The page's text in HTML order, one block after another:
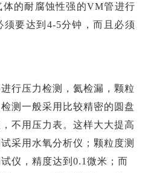
的耐腐蚀性强的VM管进行
要达到4-5分钟，而且必须
行压力检测，氦检漏，颗粒
测一般采用比较精密的圆盘
不用压力表。这样大大提高
采用水氧分析仪；颗粒度测
仪，精度达到0.1微米；而